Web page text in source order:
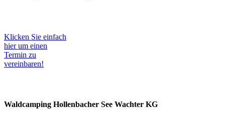
Klicken Sie einfach
hier um einen
Termin zu
vereinbaren!
Waldcamping Hollenbacher See Wachter KG